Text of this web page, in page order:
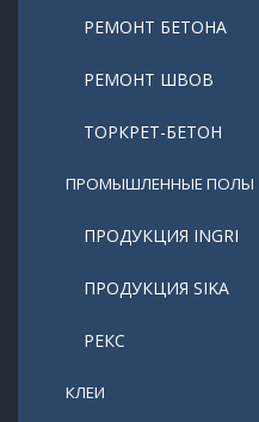
РЕМОНТ БЕТОНА
РЕМОНТ ШВОВ
ТОРКРЕТ-БЕТОН
ПРОМЫШЛЕННЫЕ ПОЛЫ
ПРОДУКЦИЯ INGRI
ПРОДУКЦИЯ SIKA
РЕКС
КЛЕИ